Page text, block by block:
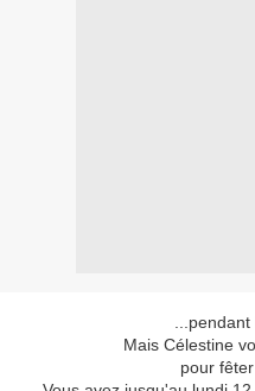
Mais Célestine
pour